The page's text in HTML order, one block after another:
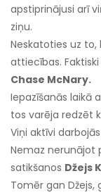
apstiprinājusi arī
ziņu.
Neskatoties uz to,
attiecības.
Chase McNary.
Iepazīšanās laikā
tos varēja redzēt
Viņi aktīvi
Nemaz nerunājot
satikšanos Džejs
Tomēr gan